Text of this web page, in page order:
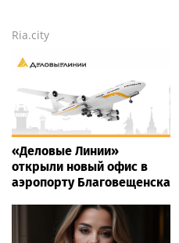
Ria.city
«Деловые Линии»
открыли новый офис в
аэропорту Благовещенска